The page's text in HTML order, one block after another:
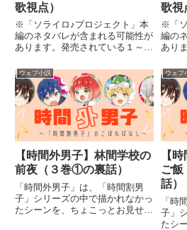
歌視点）
※「ソライロ♪プロジェクト」本
編のネタバレが含まれる可能性が
あります。発売されている１～６
ださい。今までのお話は下のペー
ジをチェック！【登場人物】秋吉
一歌（あきよし いちか）動画投
稿サークル「ソライロ」の絵師...
歌視
※「
編の
あり
ださ
ジを
一歌
稿サ
ウェブ小説
【時間外男子】林間学校の
前夜（３巻①の裏話）
「時間外男子」は、「時間割男
子」シリーズの中で描かれなかっ
たシーンを、ちょこっとお見せす
ウェブ
【
ご
話）
「時
子」
たシ